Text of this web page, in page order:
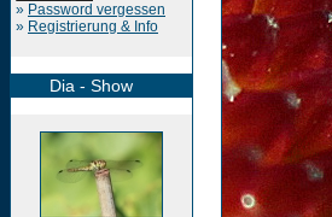
» Password vergessen
» Registrierung & Info
Dia - Show